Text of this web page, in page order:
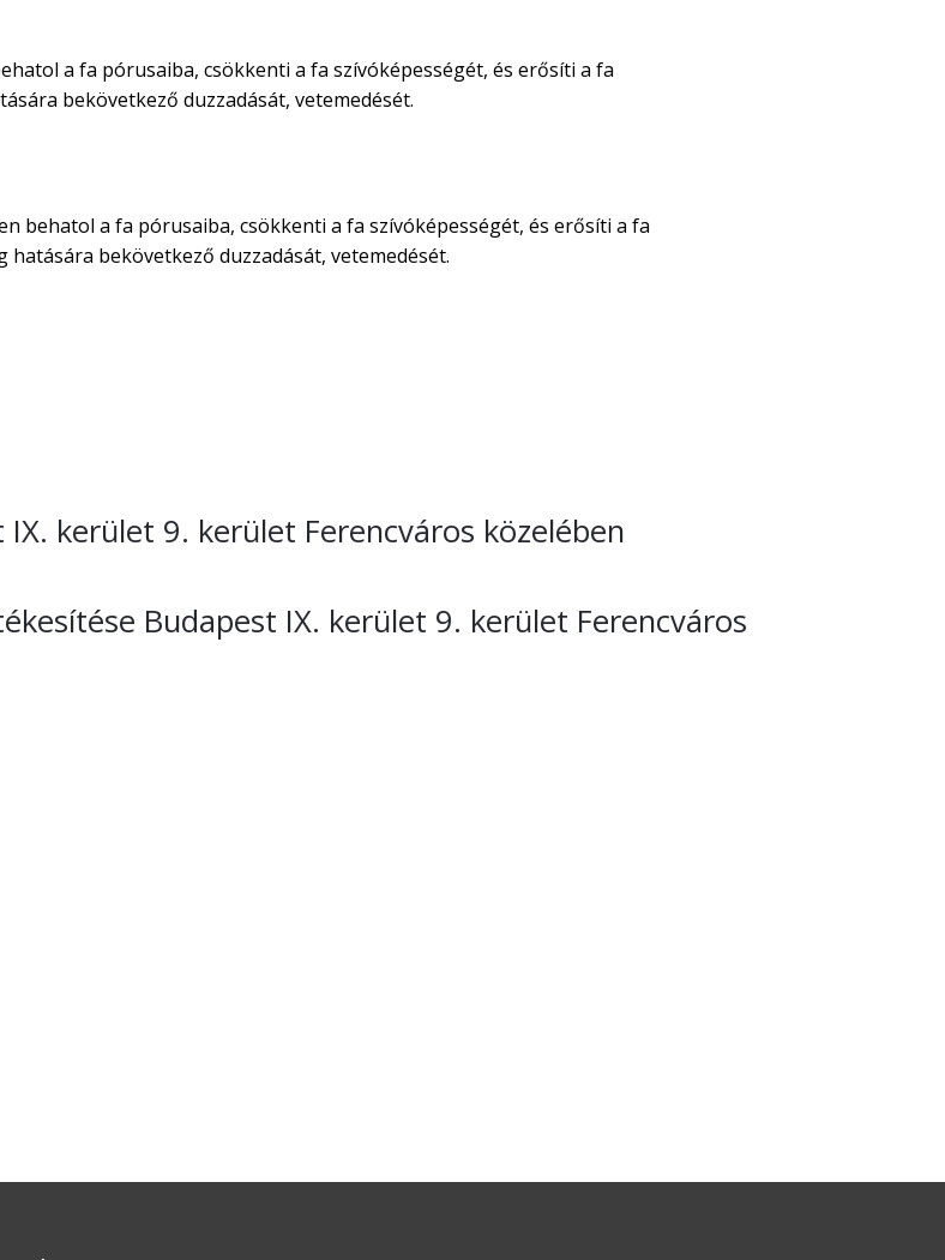
a fa pórusaiba, csökkenti a fa szívóképességét, és erősíti a fa
bekövetkező duzzadását, vetemedését.
behatol a fa pórusaiba, csökkenti a fa szívóképességét, és erősíti a fa
hatására bekövetkező duzzadását, vetemedését.
kerület 9. kerület Ferencváros közelében
Budapest IX. kerület 9. kerület Ferencváros